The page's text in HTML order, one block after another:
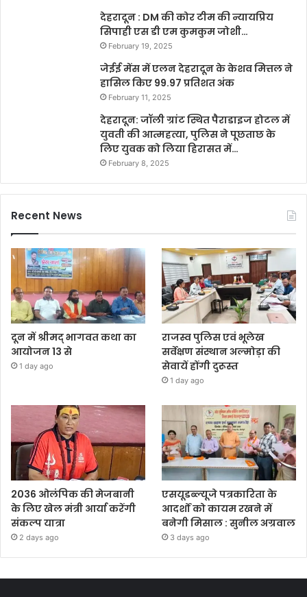
देहरादून : DM की कोर टीम की न्यायप्रिय
सिपाही एस डी एम कुमकुम जोशी…
February 19, 2025
जेईई मेंस में एलन देहरादून के केशव मित्तल ने
हासिल किए 99.97 प्रतिशत अंक
February 11, 2025
देहरादून: जॉली ग्रांट स्थित पैराडाइज होटल में
युवती की आत्महत्या, पुलिस ने पूछताछ के
लिए युवक को लिया हिरासत में…
February 8, 2025
Recent News
दून में श्रीमद् भागवत कथा का
आयोजन 13 से
1 day ago
राजस्व पुलिस एवं भूलेख
सर्वेक्षण संस्थान अल्मोड़ा की
सेवायें होंगी दुरूस्त
1 day ago
2036 ओलंपिक की मेजबानी
के लिए खेल मंत्री आर्या करेंगी
संकल्प यात्रा
2 days ago
एसयूडब्ल्यूजे पत्रकारिता के
आदर्शों को कायम रखने में
बनेगी मिसाल : सुनील अग्रवाल
3 days ago